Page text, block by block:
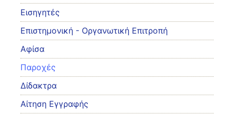
Εισηγητές
Eπιστημονική - Οργανωτική Επιτροπή
Αφίσα
Παροχές
Δίδακτρα
Αίτηση Εγγραφής